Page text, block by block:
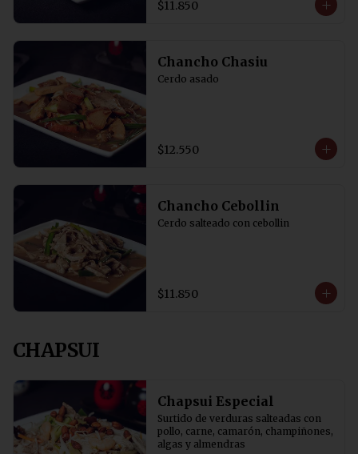
$11.850
Chancho Chasiu
Cerdo asado
$12.550
Chancho Cebollin
Cerdo salteado con cebollin
$11.850
CHAPSUI
Chapsui Especial
Surtido de verduras salteadas con
pollo, carne, camarón, champiñones,
algas y almendras